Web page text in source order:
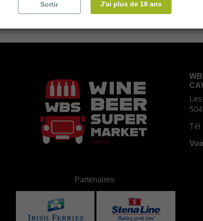
Tél
Partenaires
Sortir J'ai plus de 18 ans